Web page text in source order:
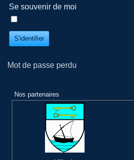
Se souvenir de moi
S'identifier
Mot de passe perdu
Nos partenaires